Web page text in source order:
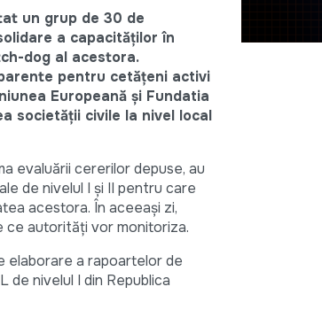
un grup de 30 de
a capacităților în
dog al acestora.
pentru cetățeni activi
Europeană și Fundatia
societății civile la nivel local
evaluării cererilor depuse, au
de nivelul I și II pentru care
acestora. În aceeași zi,
autorități vor monitoriza.
elaborare a rapoartelor de
de nivelul I din Republica